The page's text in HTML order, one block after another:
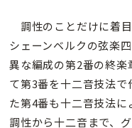
調性のことだけに着
シェーンベルクの弦楽
異な編成の第2番の終
て第3番を十二音技法
た第4番も十二音技法
調性から十二音まで、